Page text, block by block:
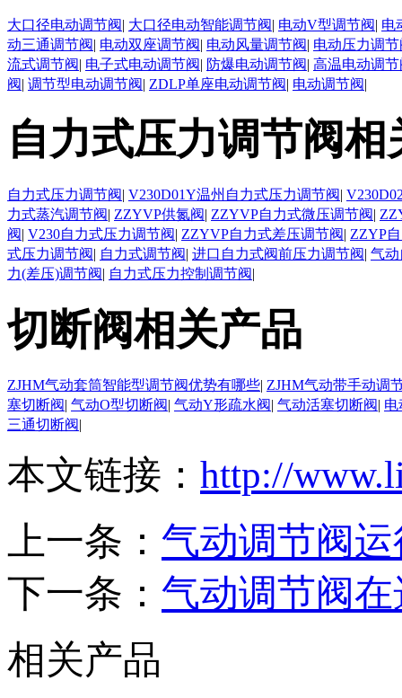
大口径电动调节阀| 大口径电动智能调节阀| 电动V型调节阀| 电
动三通调节阀| 电动双座调节阀| 电动风量调节阀| 电动压力调节
流式调节阀| 电子式电动调节阀| 防爆电动调节阀| 高温电动调节
阀| 调节型电动调节阀| ZDLP单座电动调节阀| 电动调节阀|
自力式压力调节阀相
自力式压力调节阀| V230D01Y温州自力式压力调节阀|
力式蒸汽调节阀| ZZYVP供氮阀| ZZYVP自力式微压调节阀|
阀| V230自力式压力调节阀| ZZYVP自力式差压调节阀| ZZYP
式压力调节阀| 自力式调节阀| 进口自力式阀前压力调节阀| 气
力(差压)调节阀| 自力式压力控制调节阀|
切断阀相关产品
ZJHM气动套筒智能型调节阀优势有哪些| ZJHM气动带手动调
塞切断阀| 气动O型切断阀| 气动Y形疏水阀| 气动活塞切断阀| 电
三通切断阀|
本文链接： http://
上一条： 气动调节阀
下一条： 气动调节阀
相关产品